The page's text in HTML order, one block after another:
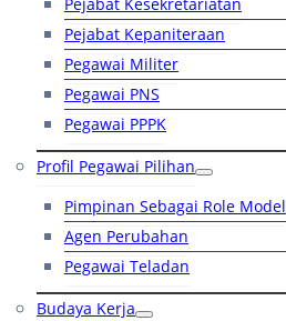
Pejabat Kepaniteraan
Pegawai Militer
Pegawai PNS
Pegawai PPPK
Profil Pegawai Pilihan
Pimpinan Sebagai Role Model
Agen Perubahan
Pegawai Teladan
Budaya Kerja